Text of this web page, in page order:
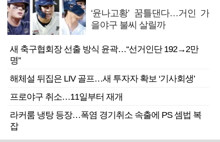
‘윤나고황’ 꿈틀댄다…거인 가
을야구 불씨 살릴까
새 축구협회장 선출 방식 윤곽…“선거인단 192→2만
명”
해체설 뒤집은 LIV 골프…새 투자자 확보 ‘기사회생’
프로야구 취소…11일부터 재개
라커룸 냉탕 등장…폭염 경기취소 속출에 PS 셈법 복
잡